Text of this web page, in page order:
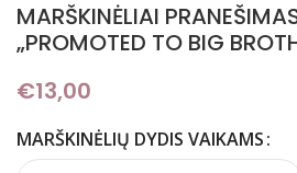
MARŠKINĖLIAI
„PROMOTED TO BIG
€13,00
MARŠKINĖLIŲ DYDIS VAIKAMS